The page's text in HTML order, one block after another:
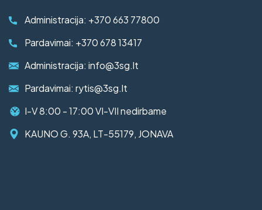
Administracija: +370 663 77800
Pardavimai: +370 678 13417
Administracija: info@3sg.lt
Pardavimai: rytis@3sg.lt
I-V 8:00 - 17:00 VI-VII nedirbame
KAUNO G. 93A, LT-55179, JONAVA